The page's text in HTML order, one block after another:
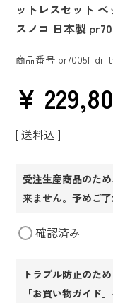
ットレスセット
スノコ 日本製
商品番号 pr7005f-dr-
¥
送料込
受注生産商品のた
来ません。予めご了
確認済み
トラブル防止のた
「お買い物ガイド